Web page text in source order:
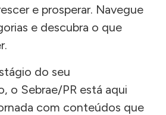
e prosperar. Navegue
e descubra o que
do seu
o Sebrae/PR está aqui
com conteúdos que